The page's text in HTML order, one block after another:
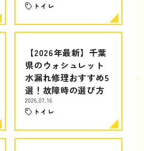
トイレ
【2026年最新】千葉
県のウォシュレット
水漏れ修理おすすめ5
選！故障時の選び方
2026.07.16
トイレ